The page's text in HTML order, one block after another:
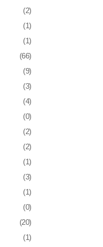
(2)
(1)
(1)
(66)
(9)
(3)
(4)
(0)
(2)
(2)
(1)
(3)
(1)
(0)
(20)
(1)